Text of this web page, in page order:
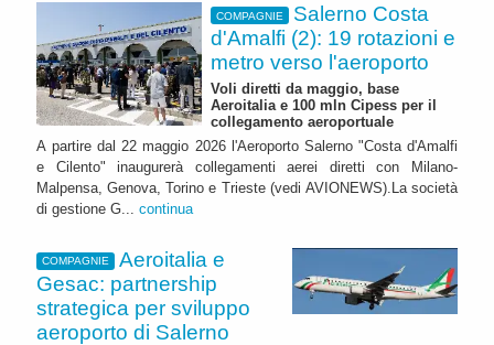
COMPAGNIE
Salerno Costa
d'Amalfi (2): 19 rotazioni e
metro verso l'aeroporto
Voli diretti da maggio, base
Aeroitalia e 100 mln Cipess per il
collegamento aeroportuale
A partire dal 22 maggio 2026 l'Aeroporto Salerno "Costa d'Amalfi
e Cilento" inaugurerà collegamenti aerei diretti con Milano-
Malpensa, Genova, Torino e Trieste (vedi AVIONEWS).La società
di gestione G... continua
COMPAGNIE
Aeroitalia e
Gesac: partnership
strategica per sviluppo
aeroporto di Salerno